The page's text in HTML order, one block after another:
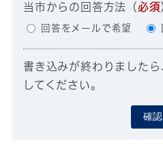
当市からの回答方法 （必須
回答をメールで希望
書き込みが終わりました
してください。
確認